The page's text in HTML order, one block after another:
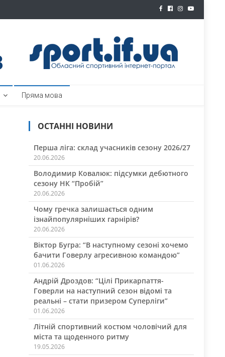
Пряма мова
ОСТАННІ НОВИНИ
Перша ліга: склад учасників сезону 2026/27
20.06.2026
Володимир Ковалюк: підсумки дебютного
сезону НК “Пробій”
20.06.2026
Чому гречка залишається одним
ізнайпопулярніших гарнірів?
20.06.2026
Віктор Бугра: “В наступному сезоні хочемо
бачити Говерлу агресивною командою”
01.06.2026
Андрій Дроздов: “Цілі Прикарпаття-
Говерли на наступний сезон відомі та
реальні – стати призером Суперліги”
01.06.2026
Літній спортивний костюм чоловічий для
міста та щоденного ритму
19.05.2026